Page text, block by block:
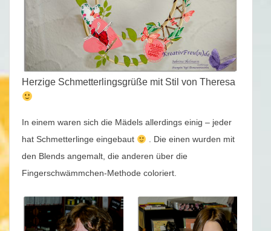
Herzige Schmetterlingsgrüße mit Stil von Theresa
In einem waren sich die Mädels allerdings einig – jeder
hat Schmetterlinge eingebaut
. Die einen wurden mit
den Blends angemalt, die anderen über die
Fingerschwämmchen-Methode coloriert.